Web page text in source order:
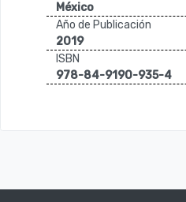
México
Año de Publicación
2019
ISBN
978-84-9190-935-4